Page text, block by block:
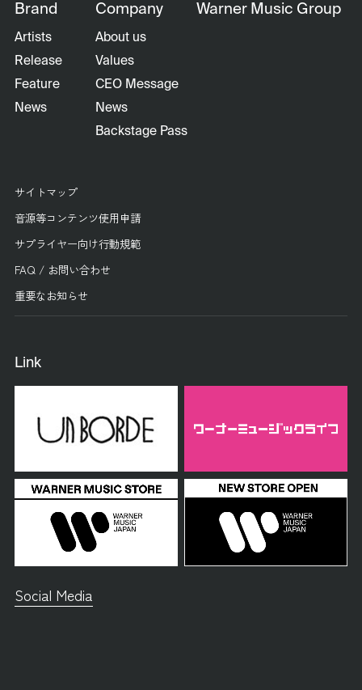
Brand
Artists
Release
Feature
News
Company
About us
Values
CEO Message
News
Backstage Pass
Warner Music Group
サイトマップ
音源等コンテンツ使用申請
サプライヤー向け行動規範
FAQ / お問い合わせ
重要なお知らせ
Link
Social Media